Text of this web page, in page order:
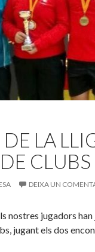
LA
CLUBS
DEIXA UN
nostres jugadors
jugant els dos